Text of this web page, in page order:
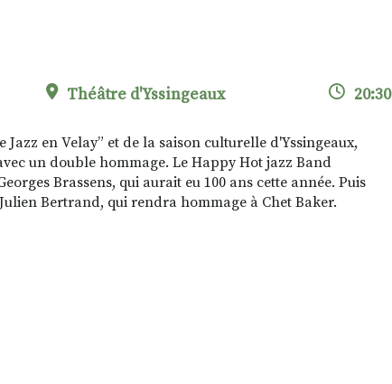
Théâtre d'Yssingeaux 20:30
en Velay” et de la saison culturelle d'Yssingeaux,
un double hommage. Le Happy Hot jazz Band
Brassens, qui aurait eu 100 ans cette année. Puis
Bertrand, qui rendra hommage à Chet Baker.